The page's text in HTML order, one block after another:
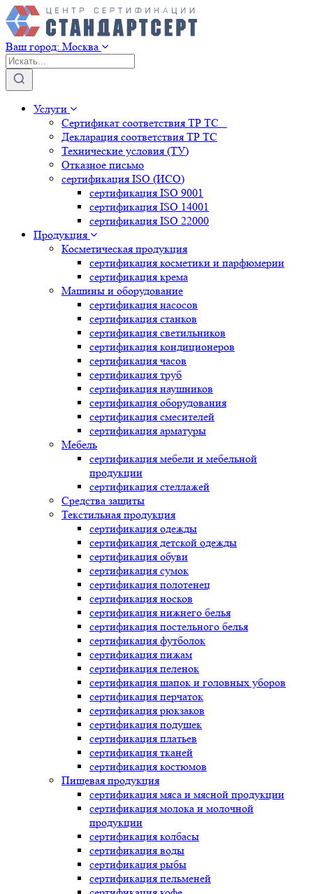
Ваш город: Москва
Услуги
Сертификат соответствия ТР ТС
Декларация соответствия ТР ТС
Технические условия (ТУ)
Отказное письмо
сертификация ISO (ИСО)
сертификация ISO 9001
сертификация ISO 14001
сертификация ISO 22000
Продукция
Косметическая продукция
сертификация косметики и парфюмерии
сертификация крема
Машины и оборудование
сертификация насосов
сертификация станков
сертификация светильников
сертификация кондиционеров
сертификация часов
сертификация труб
сертификация наушников
сертификация оборудования
сертификация смесителей
сертификация арматуры
Мебель
сертификация мебели и мебельной
продукции
сертификация стеллажей
Средства защиты
Текстильная продукция
сертификация одежды
сертификация детской одежды
сертификация обуви
сертификация сумок
сертификация полотенец
сертификация носков
сертификация нижнего белья
сертификация постельного белья
сертификация футболок
сертификация пижам
сертификация пеленок
сертификация шапок и головных уборов
сертификация перчаток
сертификация рюкзаков
сертификация подушек
сертификация платьев
сертификация тканей
сертификация костюмов
Пищевая продукция
сертификация мяса и мясной продукции
сертификация молока и молочной
продукции
сертификация колбасы
сертификация воды
сертификация рыбы
сертификация пельменей